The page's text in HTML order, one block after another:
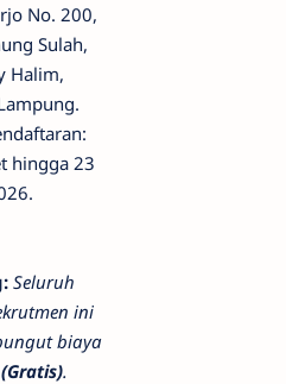
No. 200,
Sulah,
Halim,
hingga 23
Seluruh
ini
biaya
(Gratis).